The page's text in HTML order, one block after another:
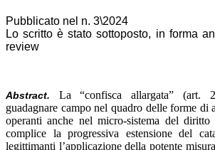
Pubblicato nel n. 3\2024
Lo scritto è stato sottoposto, in forma
review
Abstract. La “confisca allargata” (art.
guadagnare campo nel quadro delle forme di
operanti anche nel micro-sistema del diritto
complice la progressiva estensione del
legittimanti l’applicazione della potente